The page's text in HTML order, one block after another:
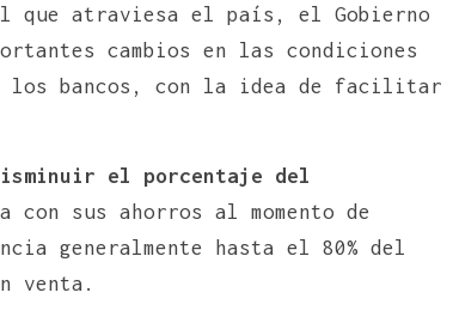
que atraviesa el país, el Gobierno
cambios en las condiciones
los bancos, con la idea de facilitar
el porcentaje del
con sus ahorros al momento de
generalmente hasta el 80% del
venta.